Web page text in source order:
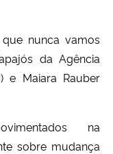
nunca vamos
da Agência
e Maiara Rauber
na
sobre mudança